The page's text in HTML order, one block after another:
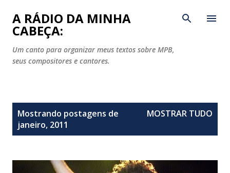
Pular para o conteúdo principal
A RÁDIO DA MINHA
CABEÇA:
Um canto para organizar meus textos sobre MPB,
seus compositores e cantores.
Mostrando postagens de
janeiro, 2011
MOSTRAR TUDO